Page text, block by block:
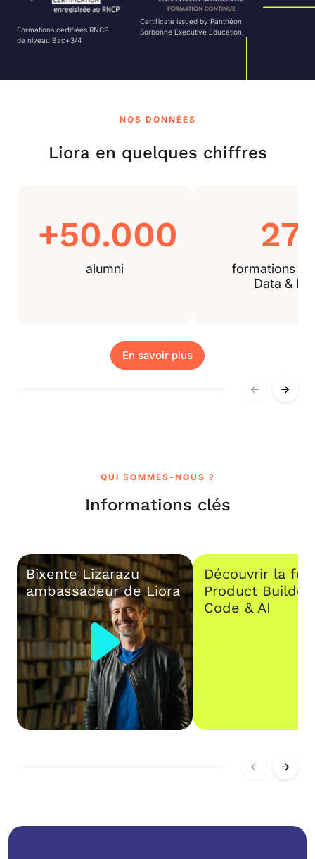
Formations certifiées RNCP
de niveau Bac+3/4
Certificate issued by Panthéon
Sorbonne Executive Education.
NOS DONNÉES
Liora en quelques chiffres
+50.000
alumni
27
formations
Data & IA
En savoir plus
QUI SOMMES-NOUS ?
Informations clés
Bixente Lizarazu
ambassadeur de Liora
Découvrir la
Product
Code & AI